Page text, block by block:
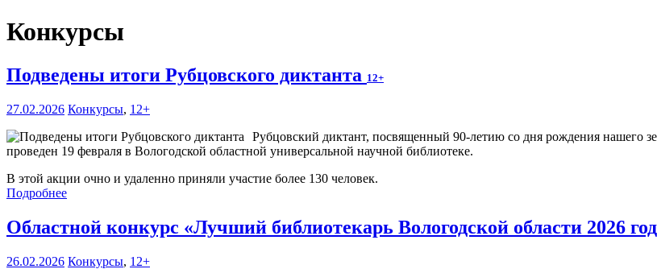
Конкурсы
Подведены итоги Рубцовского диктанта 12+
27.02.2026 Конкурсы, 12+
Рубцовский диктант, посвященный 90-летию со дня рождения нашего
проведен 19 февраля в Вологодской областной универсальной научной библиотеке.
В этой акции очно и удаленно приняли участие более 130 человек.
Подробнее
Областной конкурс «Лучший библиотекарь Вологодской области 2026
26.02.2026 Конкурсы, 12+